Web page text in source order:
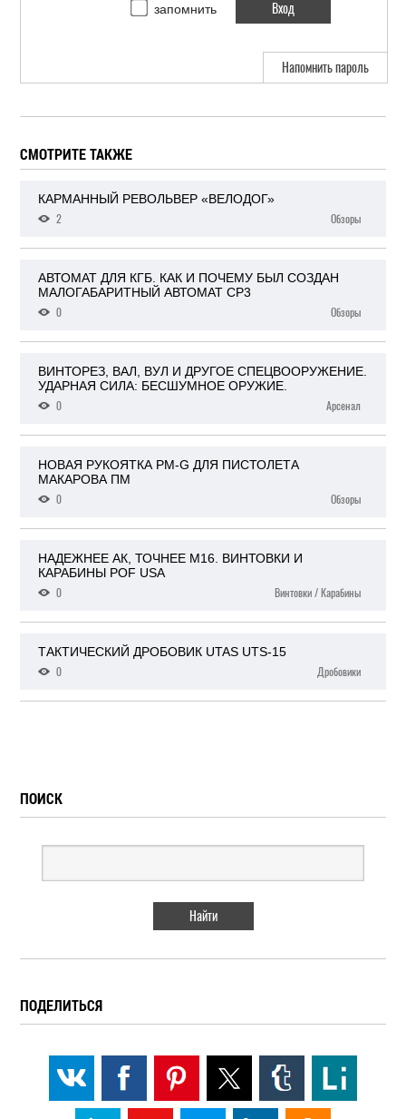
запомнить
Напомнить пароль
СМОТРИТЕ ТАКЖЕ
КАРМАННЫЙ РЕВОЛЬВЕР «ВЕЛОДОГ»
2
Обзоры
АВТОМАТ ДЛЯ КГБ. КАК И ПОЧЕМУ БЫЛ СОЗДАН
МАЛОГАБАРИТНЫЙ АВТОМАТ СР3
0
Обзоры
ВИНТОРЕЗ, ВАЛ, ВУЛ И ДРУГОЕ СПЕЦВООРУЖЕНИЕ.
УДАРНАЯ СИЛА: БЕСШУМНОЕ ОРУЖИЕ.
0
Арсенал
НОВАЯ РУКОЯТКА PM-G ДЛЯ ПИСТОЛЕТА
МАКАРОВА ПМ
0
Обзоры
НАДЕЖНЕЕ АК, ТОЧНЕЕ М16. ВИНТОВКИ И
КАРАБИНЫ POF USA
0
Винтовки / Карабины
ТАКТИЧЕСКИЙ ДРОБОВИК UTAS UTS-15
0
Дробовики
ПОИСК
ПОДЕЛИТЬСЯ